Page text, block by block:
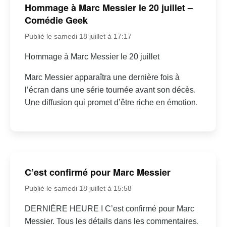
Hommage à Marc Messier le 20 juillet –
Comédie Geek
Publié le samedi 18 juillet à 17:17
Hommage à Marc Messier le 20 juillet
Marc Messier apparaîtra une dernière fois à
l’écran dans une série tournée avant son décès.
Une diffusion qui promet d’être riche en émotion.
C’est confirmé pour Marc Messier
Publié le samedi 18 juillet à 15:58
DERNIÈRE HEURE I C’est confirmé pour Marc
Messier. Tous les détails dans les commentaires.